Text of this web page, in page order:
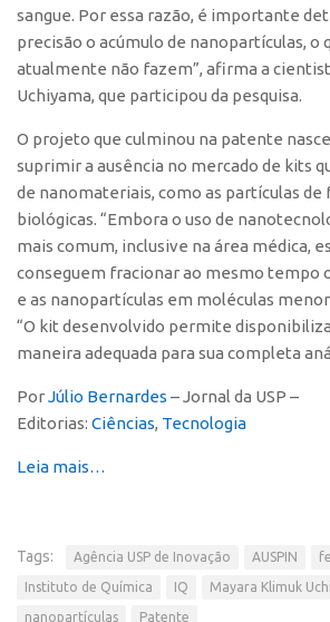
Agenda AUSPIN
Fala Inovação
Premiações
Edição 2025
Edição 2021
Edição 2017
Inovação em Números
Propriedade Intelectual
Formas de Proteção
Patentes
Marcas
Buscar Anterioridade
Como solicitar
sangue. Por essa razão, é importante
precisão o acúmulo de nanopartículas, o
atualmente não fazem”, afirma a
Uchiyama, que participou da pesquisa.
O projeto que culminou na patente
suprimir a ausência no mercado de kits
de nanomateriais, como as partículas
biológicas. “Embora o uso de
mais comum, inclusive na área médica,
conseguem fracionar ao mesmo tempo
e as nanopartículas em moléculas
“O kit desenvolvido permite
maneira adequada para sua completa
PorJúlio Bernardes – Jornal da USP –
Editorias: Ciências, Tecnologia
Leia mais…
Tags: Agência USP de Inovação AUSPIN
Instituto de Química IQ Mayara Klimuk
nanopartículas Patente